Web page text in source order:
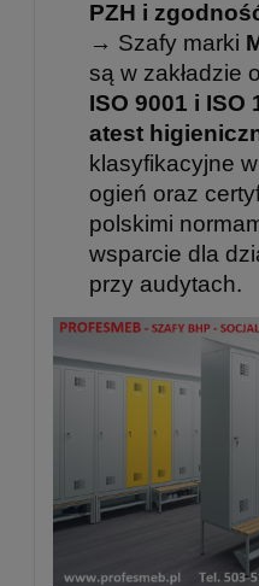
PZH i
→ Szafy marki
są w zakładzie
ISO 9001 i ISO
atest
klasyfikacyjne
ogień oraz
polskimi
wsparcie dla
przy audytach.